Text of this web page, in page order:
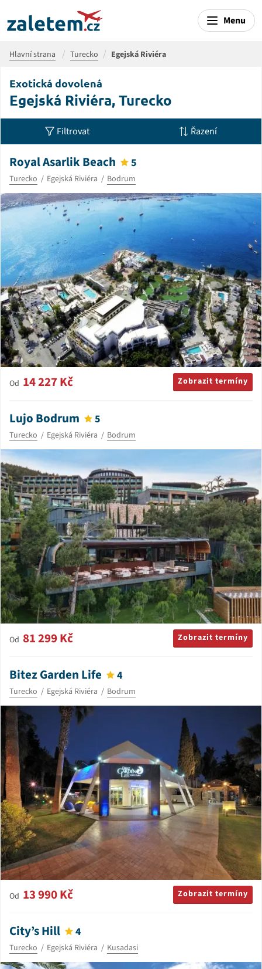
Menu
Hlavní strana Turecko Egejská Riviéra
Exotická dovolená
Egejská Riviéra, Turecko
Filtrovat Řazení
Royal Asarlik Beach 5
Turecko Egejská Riviéra Bodrum
Od 14 227 Kč Zobrazit termíny
Lujo Bodrum 5
Turecko Egejská Riviéra Bodrum
Od 81 299 Kč Zobrazit termíny
Bitez Garden Life 4
Turecko Egejská Riviéra Bodrum
Od 13 990 Kč Zobrazit termíny
City’s Hill 4
Turecko Egejská Riviéra Kusadasi